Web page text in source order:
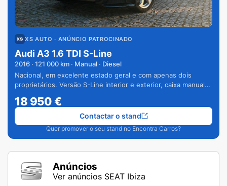
XS AUTO · ANÚNCIO PATROCINADO
Audi A3 1.6 TDI S-Line
2016 · 121 000 km · Manual · Diesel
Nacional, em excelente estado geral e com apenas dois
proprietários. Versão S-Line interior e exterior, caixa manual
18 950€
Quer promover o seu stand no Encontra Carros?
Contactar o stand
Anúncios
Ver anúncios SEAT Ibiza